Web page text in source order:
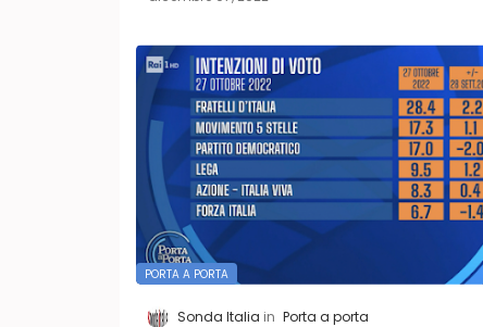
PORTA A PORTA
Sonda Italia Porta a porta